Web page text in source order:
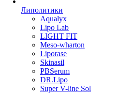
Липолитики
Aqualyx
Lipo Lab
LIGHT FIT
Meso-wharton
Liporase
Skinasil
PBSerum
DR.Lipo
Super V-line Sol